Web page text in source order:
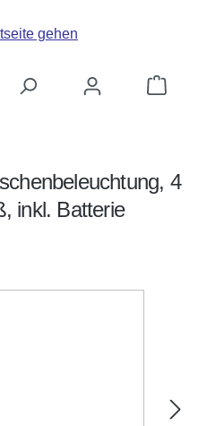
4
inkl. Batterie